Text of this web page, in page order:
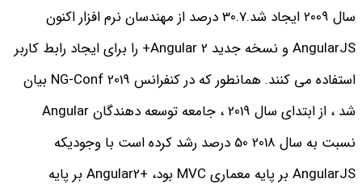
سال 2009 ایجاد شد.30.7 درصد از مهندسان نرم افزار اکنون
AngularJS و نسخه جدید Angular 2+ را برای ایجاد رابط کاربر
استفاده می کنند. همانطور که در کنفرانس NG-Conf 2019 بیان
شد ، از ابتدای سال 2019 ، جامعه توسعه دهندگان Angular
نسبت به سال 2018 50 درصد رشد کرده است با وجودیکه
AngularJS بر پایه معماری MVC بود، +Angular2 بر پایه